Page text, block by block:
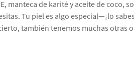
de karité y aceite de coco,
Tu piel es algo especial—¡lo
también tenemos muchas otras